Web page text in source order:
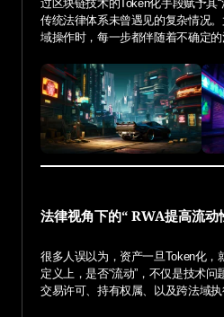
过区块链技术的Token化手段赋予其
传统法律体系未曾遇见的复杂情况
域操作时，每一步都伴随着不确定的
法律视角下的“ RWA提高流动
很多人误以为，资产一旦Token化，
定义上，是否“流动”，不仅是技术问
交易许可、持有权属、以及跨法域执